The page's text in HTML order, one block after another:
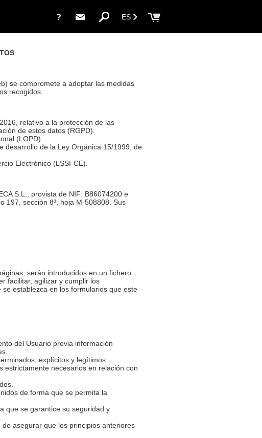
? ES
se compromete a adoptar las medidas
recogidos.
relativo a la protección de las
de estos datos (RGPD).
(LOPD).
desarrollo de la Ley Orgánica 15/1999, de
Electrónico (LSSI-CE).
S.L., provista de NIF: B86074200 e
197, sección 8ª, hoja M-508808. Sus
serán introducidos en un fichero
facilitar, agilizar y cumplir los
establezca en los formularios que este
del Usuario previa información
explícitos y legítimos.
estrictamente necesarios en relación con
de forma que se permita la
que se garantice su seguridad y
asegurar que los principios anteriores